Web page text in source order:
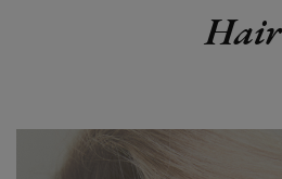
Hair